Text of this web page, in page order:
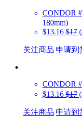
CONDOR
180mm)
$13.16 $17
关注商品 申请到
CONDOR
$13.16 $17
关注商品 申请到